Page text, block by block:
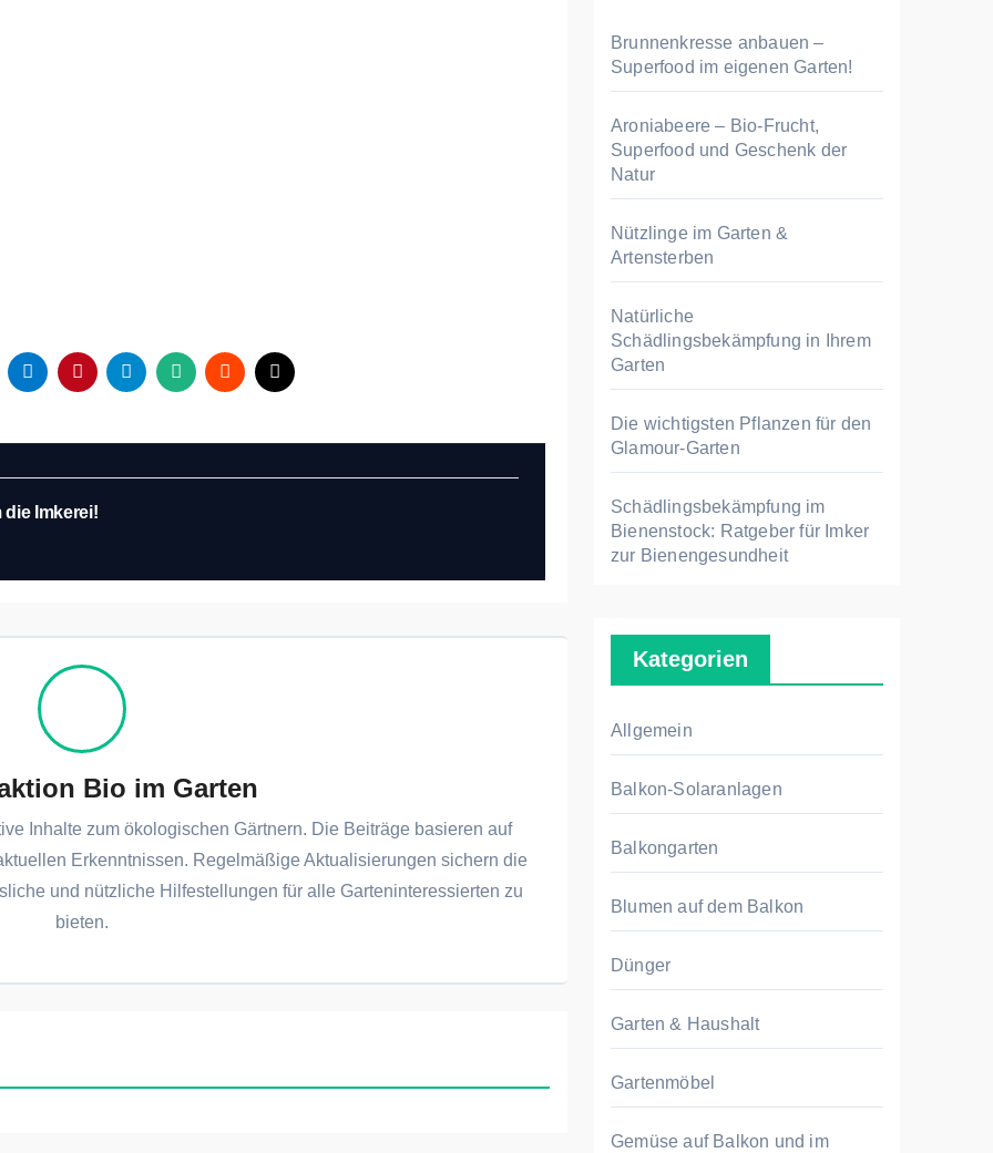
die Imkerei!
Bio im Garten
Inhalte zum ökologischen Gärtnern. Die Beiträge basieren auf
Erkenntnissen. Regelmäßige Aktualisierungen sichern die
und nützliche Hilfestellungen für alle Garteninteressierten zu
bieten.
n
a
c
h
:
Brunnenkresse anbauen –
Superfood im eigenen Garten!
Aroniabeere – Bio-Frucht,
Superfood und Geschenk der
Natur
Nützlinge im Garten &
Artensterben
Natürliche
Schädlingsbekämpfung in Ihrem
Garten
Die wichtigsten Pflanzen für den
Glamour-Garten
Schädlingsbekämpfung im
Bienenstock: Ratgeber für Imker
zur Bienengesundheit
Kategorien
Allgemein
Balkon-Solaranlagen
Balkongarten
Blumen auf dem Balkon
Dünger
Garten & Haushalt
Gartenmöbel
Gemüse auf Balkon und im